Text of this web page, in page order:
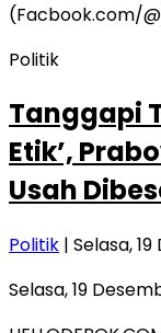
Politik
Tanggapi
Etik’,
Usah
Politik | Selasa,
Selasa, 19